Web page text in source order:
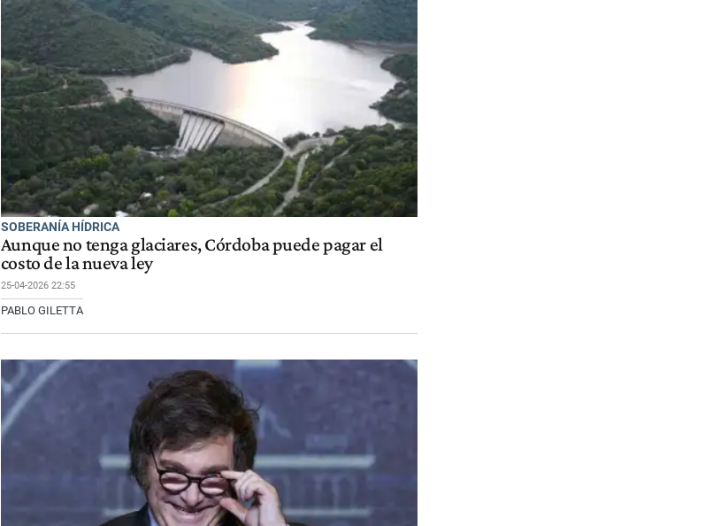
SOBERANÍA HÍDRICA
Aunque no tenga glaciares, Córdoba puede pagar el
costo de la nueva ley
25-04-2026 22:55
PABLO GILETTA